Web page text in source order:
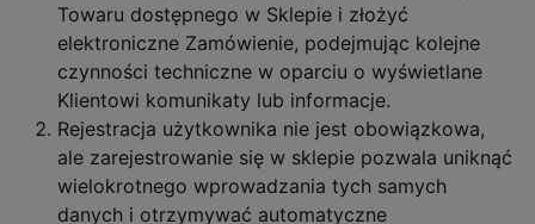
Towaru dostępnego w Sklepie i złożyć
elektroniczne Zamówienie, podejmując kolejne
czynności techniczne w oparciu o wyświetlane
Klientowi komunikaty lub informacje.
Rejestracja użytkownika nie jest obowiązkowa,
ale zarejestrowanie się w sklepie pozwala uniknąć
wielokrotnego wprowadzania tych samych
danych i otrzymywać automatyczne